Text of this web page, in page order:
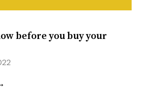
before you buy your